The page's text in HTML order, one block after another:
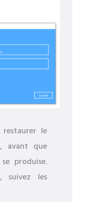
le
avant que
produise.
suivez les